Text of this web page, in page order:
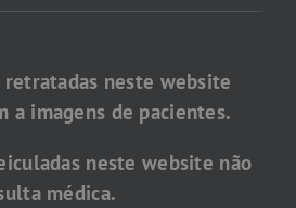
retratadas neste website
a imagens de pacientes.
neste website não
médica.